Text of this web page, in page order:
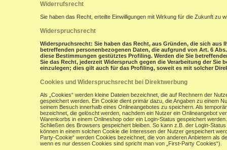
Widerrufsrecht
Sie haben das Recht, erteilte Einwilligungen mit Wirkung für die Zukunft zu
Widerspruchsrecht
Widerspruchsrecht: Sie haben das Recht, aus Gründen, die sich aus
betreffenden personenbezogenen Daten, die aufgrund von Art. 6
diese Bestimmungen gestütztes Profiling. Werden die Sie
Sie das Recht, jederzeit Widerspruch gegen die Verarbeitung der
einzulegen; dies gilt auch für das Profiling, soweit es mit solcher
Cookies und Widerspruchsrecht bei Direktwerbung
Als „Cookies“ werden kleine Dateien bezeichnet, die auf Rechnern der
gespeichert werden. Ein Cookie dient primär dazu, die Angaben zu einem
seinem Besuch innerhalb eines Onlineangebotes zu speichern. Als
bezeichnet, die gelöscht werden, nachdem ein Nutzer ein Onlineangebot
Warenkorbs in einem Onlineshop oder ein Login-Status gespeichert
Schließen des Browsers gespeichert bleiben. So kann z.B. der Login-
können in einem solchen Cookie die Interessen der Nutzer gespeichert
Party-Cookie“ werden Cookies bezeichnet, die von anderen Anbietern als
wenn es nur dessen Cookies sind spricht man von „First-Party Cookies“).